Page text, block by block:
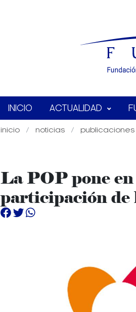
INICIO ACTUALIDAD
inicio noticias publicaciones
La POP pone
participación de